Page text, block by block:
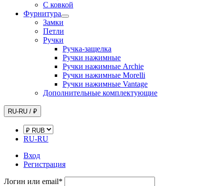
С ковкой
Фурнитура
Замки
Петли
Ручки
Ручка-защелка
Ручки нажимные
Ручки нажимные Archie
Ручки нажимные Morelli
Ручки нажимные Vantage
Дополнительные комплектующие
RU-RU / ₽
RU-RU
Вход
Регистрация
Логин или email*